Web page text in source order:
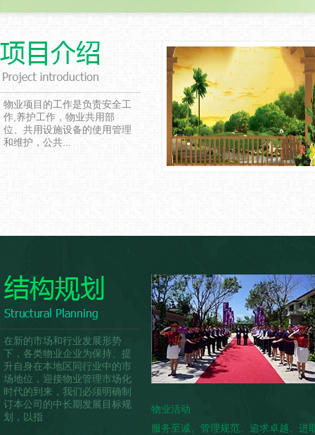
物业项目的工作是负责安全工
作,养护工作，物业共用部
位、共用设施设备的使用管理
和维护，公共...
在新的市场和行业发展形势
下，各类物业企业为保持、提
升自身在本地区同行业中的市
场地位，迎接物业管理市场化
时代的到来，我们必须明确制
订本公司的中长期发展目标规
划，以指
物业活动
服务至诚、管理规范、追求卓越、进